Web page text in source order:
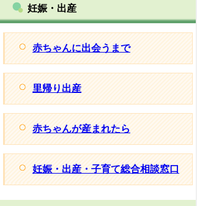
妊娠・出産
赤ちゃんに出会うまで
里帰り出産
赤ちゃんが産まれたら
妊娠・出産・子育て総合相談窓口